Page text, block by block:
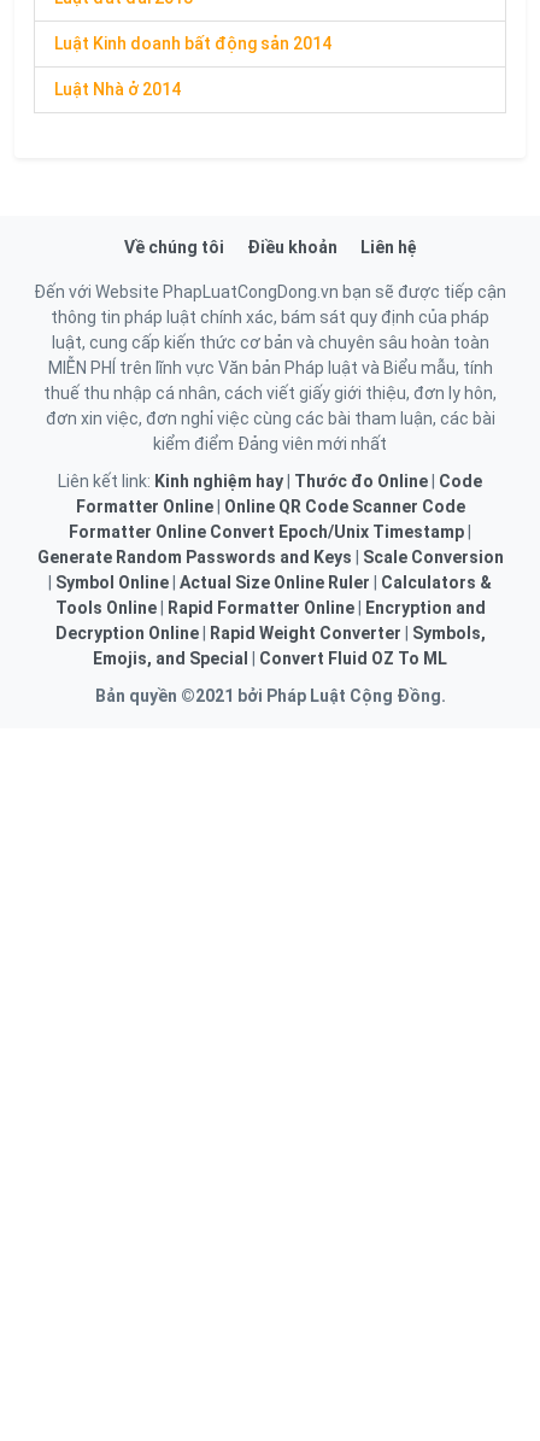
Luật Kinh doanh bất động sản 2014
Luật Nhà ở 2014
Về chúng tôi Điều khoản Liên hệ
Đến với Website PhapLuatCongDong.vn bạn sẽ được tiếp cận
thông tin pháp luật chính xác, bám sát quy định của pháp
luật, cung cấp kiến thức cơ bản và chuyên sâu hoàn toàn
MIỄN PHÍ trên lĩnh vực Văn bản Pháp luật và Biểu mẫu, tính
thuế thu nhập cá nhân, cách viết giấy giới thiệu, đơn ly hôn,
đơn xin việc, đơn nghỉ việc cùng các bài tham luận, các bài
kiểm điểm Đảng viên mới nhất
Liên kết link: Kinh nghiệm hay Thước đo Online
Code
Formatter Online| Online QR Code Scanner Code
Formatter Online Convert Epoch/Unix Timestamp
Generate Random Passwords and Keys
Scale Conversion
Symbol Online Actual Size Online Ruler
Calculators &
Tools Online| Rapid Formatter Online|
Encryption and
Decryption Online| Rapid Weight Converter
Symbols,
Emojis, and Special
Convert Fluid OZ To ML
Bản quyền ©2021 bởi Pháp Luật Cộng Đồng.